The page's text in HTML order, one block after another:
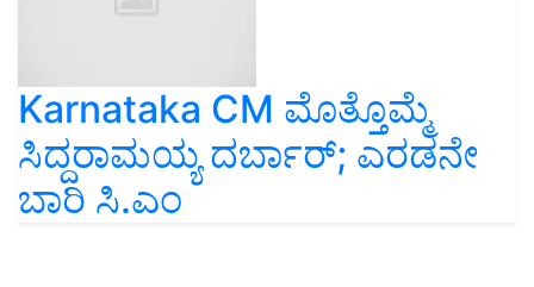
Karnataka CM ಮೊತ್ತೊಮ್ಮೆ
ಸಿದ್ದರಾಮಯ್ಯ ದರ್ಬಾರ್‌; ಎರಡನೇ
ಬಾರಿ ಸಿ.ಎಂ